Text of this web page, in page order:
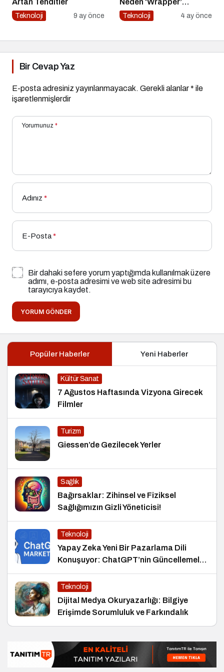
Artan Tehditler
Teknoloji 9 ay önce
Neden ‘Wrapper’
Kalıyor?
Teknoloji 4 ay önce
Bir Cevap Yaz
E-posta adresiniz yayınlanmayacak. Gerekli alanlar* ile
işaretlenmişlerdir
Yorumunuz *
Adınız *
E-Posta*
Bir dahaki sefere yorum yaptığımda kullanılmak üzere
adımı, e-posta adresimi ve web site adresimi bu
tarayıcıya kaydet.
YORUM GÖNDER
Popüler Haberler Yeni Haberler
Kültür Sanat
7 Ağustos Haftasında Vizyona Girecek
Filmler
Turizm
Giessen’de Gezilecek Yerler
Sağlık
Bağırsaklar: Zihinsel ve Fiziksel
Sağlığımızın Gizli Yöneticisi!
Teknoloji
Yapay Zeka Yeni Bir Pazarlama Dili
Konuşuyor: ChatGPT’nin Güncellemeleri
ve Markalara Yönelik Fırsatlar
Teknoloji
Dijital Medya Okuryazarlığı: Bilgiye
Erişimde Sorumluluk ve Farkındalık